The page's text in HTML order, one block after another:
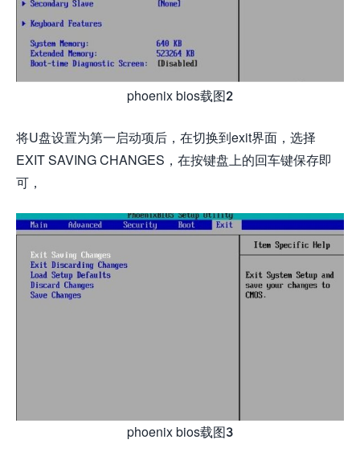
phoenix bios载图2
将U盘设置为第一启动项后，在切换到exit界面，选择
EXIT SAVING CHANGES，在按键盘上的回车键保存即
可，
phoenix bios载图3